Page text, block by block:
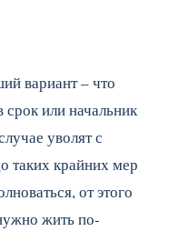
вариант – что
срок или начальник
уволят с
таких крайних мер
от этого
жить по-